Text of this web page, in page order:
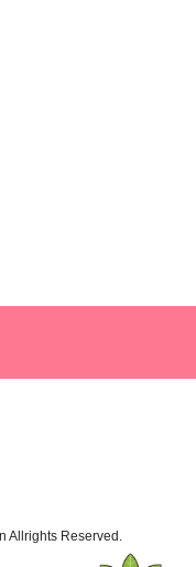
Allrights Reserved.